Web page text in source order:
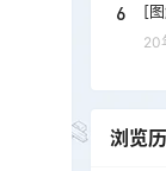
6 [
20
浏览